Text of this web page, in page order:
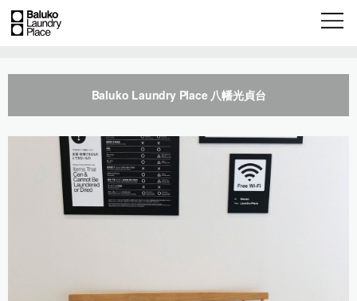
Baluko Laundry Place 八幡光貞台